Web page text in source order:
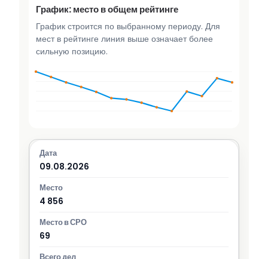
График: место в общем рейтинге
График строится по выбранному периоду. Для
мест в рейтинге линия выше означает более
сильную позицию.
09.08.2026
4 856
69